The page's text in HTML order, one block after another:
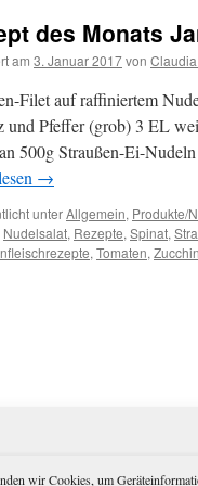
wir Cookies, um
des Monats
am 3. Januar 2017von
Filet auf raffiniertem
und Pfeffer (grob) 3 EL
500g Straußen-Ei-
→
unterAllgemein, Produkte/
Nudelsalat, Rezepte, Spinat,
, Tomaten,